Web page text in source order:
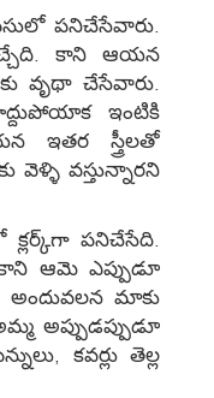
పనిచేసేవారు.
కాని ఆయన
వృథా చేసేవారు.
ఇంటికి
ఇతర స్త్రీలతో
వెళ్ళి వస్తున్నారని
పనిచేసేది.
ఆమె ఎప్పుడూ
అందువలన మాకు
అప్పుడప్పుడూ
కవర్లు తెల్ల